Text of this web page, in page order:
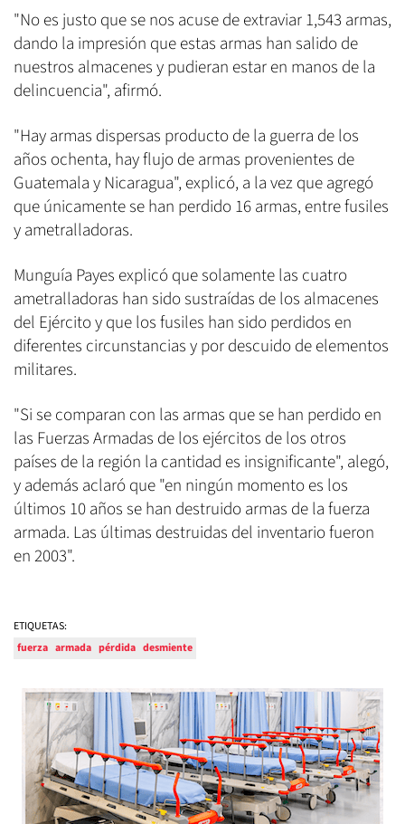
"No es justo que se nos acuse de extraviar 1,543 armas,
dando la impresión que estas armas han salido de
nuestros almacenes y pudieran estar en manos de la
delincuencia", afirmó.
"Hay armas dispersas producto de la guerra de los
años ochenta, hay flujo de armas provenientes de
Guatemala y Nicaragua", explicó, a la vez que agregó
que únicamente se han perdido 16 armas, entre fusiles
y ametralladoras.
Munguía Payes explicó que solamente las cuatro
ametralladoras han sido sustraídas de los almacenes
del Ejército y que los fusiles han sido perdidos en
diferentes circunstancias y por descuido de elementos
militares.
"Si se comparan con las armas que se han perdido en
las Fuerzas Armadas de los ejércitos de los otros
países de la región la cantidad es insignificante", alegó,
y además aclaró que "en ningún momento es los
últimos 10 años se han destruido armas de la fuerza
armada. Las últimas destruidas del inventario fueron
en 2003".
ETIQUETAS:
fuerza armada pérdida desmiente